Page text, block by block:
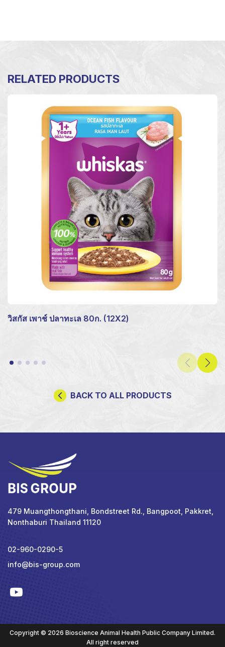
RELATED PRODUCTS
วิสกัส เพาช์ ปลาทะเล 80ก. (12X2)
BACK TO ALL PRODUCTS
479 Muangthongthani, Bondstreet Rd., Bangpoot, Pakkret,
Nonthaburi Thailand 11120
02-960-0290-5
info@bis-group.com
Copyright © 2026 Bioscience Animal Health Public Company Limited.
All right reserved